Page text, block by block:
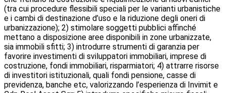
(tra cui procedure flessibili speciali per le varianti urbanistiche
e i cambi di destinazione d’uso e la riduzione degli oneri di
urbanizzazione); 2) stimolare soggetti pubblici affinché
mettano a disposizione aree disponibili in zone urbanizzate,
sia immobili sfitti; 3) introdurre strumenti di garanzia per
favorire investimenti di sviluppatori immobiliari, imprese di
costruzione, fondi immobiliari, risparmiatori; 4) attrarre risorse
di investitori istituzionali, quali fondi pensione, casse di
previdenza, banche etc, valorizzando l’esperienza di Invimit e